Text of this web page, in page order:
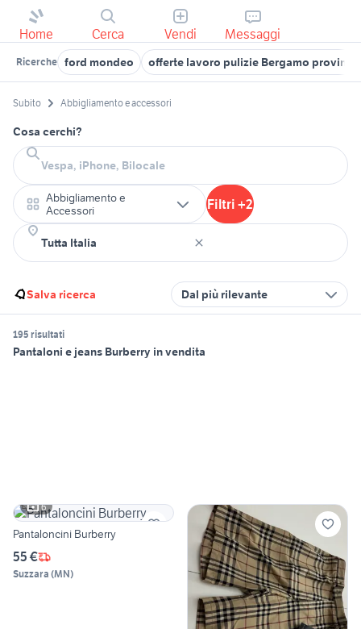
Home Cerca Vendi Messaggi
Ricerche ford mondeo offerte lavoro pulizie Bergamo
Subito Abbigliamento e accessori
Cosa cerchi?
Abbigliamento e
Accessori
Filtri +2
Salva ricerca Dal più rilevante
195 risultati
Pantaloni e jeans Burberry in vendita
6
Pantaloncini Burberry
55 €
Suzzara (MN)